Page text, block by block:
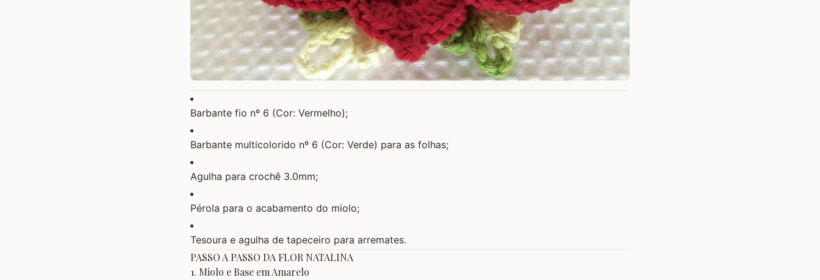
Barbante fio nº 6 (Cor: Vermelho);
Barbante multicolorido nº 6 (Cor: Verde) para as folhas;
Agulha para crochê 3.0mm;
Pérola para o acabamento do miolo;
Tesoura e agulha de tapeceiro para arremates.
PASSO A PASSO DA FLOR NATALINA
1. Miolo e Base em Amarelo